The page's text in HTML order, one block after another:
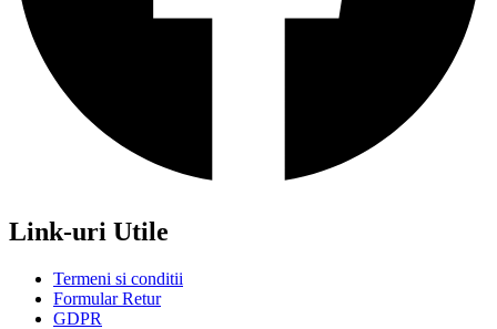
Link-uri Utile
Termeni si conditii
Formular Retur
GDPR